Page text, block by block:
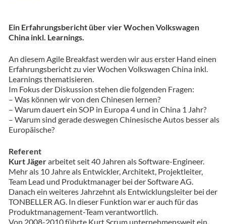
Ein Erfahrungsbericht über vier Wochen Volkswagen
China inkl. Learnings.
An diesem Agile Breakfast werden wir aus erster Hand einen
Erfahrungsbericht zu vier Wochen Volkswagen China inkl.
Learnings thematisieren.
Im Fokus der Diskussion stehen die folgenden Fragen:
– Was können wir von den Chinesen lernen?
– Warum dauert ein SOP in Europa 4 und in China 1 Jahr?
– Warum sind gerade deswegen Chinesische Autos besser als
Europäische?
Referent
Kurt Jägerarbeitet seit 40 Jahren als Software-Engineer.
Mehr als 10 Jahre als Entwickler, Architekt, Projektleiter,
Team Lead und Produktmanager bei der Software AG.
Danach ein weiteres Jahrzehnt als Entwicklungsleiter bei der
TONBELLER AG. In dieser Funktion war er auch für das
Produktmanagement-Team verantwortlich.
Von 2008-2010 führte Kurt Scrum unternehmensweit ein.